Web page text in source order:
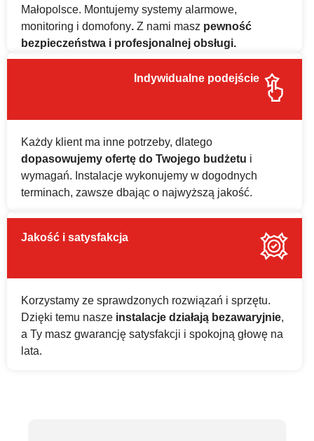
Małopolsce. Montujemy systemy alarmowe,
monitoring i domofony. Z nami masz pewność
bezpieczeństwa i profesjonalnej obsługi.
Każdy klient ma inne potrzeby, dlatego
dopasowujemy ofertę do Twojego budżetu i
wymagań. Instalacje wykonujemy w dogodnych
terminach, zawsze dbając o najwyższą jakość.
Indywidualne podejście
Korzystamy ze sprawdzonych rozwiązań i sprzętu.
Dzięki temu nasze instalacje działają bezawaryjnie,
a Ty masz gwarancję satysfakcji i spokojną głowę na
lata.
Jakość i satysfakcja